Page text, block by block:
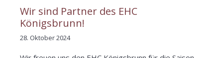
Wir sind Partner des EHC
Königsbrunn!
28. Oktober 2024